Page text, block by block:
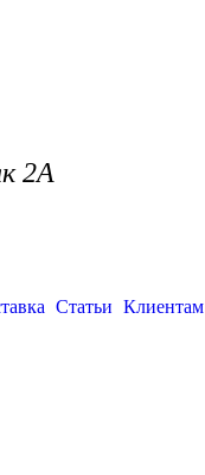
2А
Статьи Клиентам